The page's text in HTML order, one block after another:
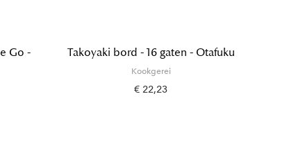
Go -
Takoyaki bord - 16 gaten - Otafuku
Kookgerei
€ 22,23